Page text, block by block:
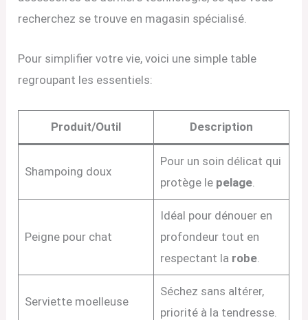
recherchez se trouve en magasin spécialisé.
Pour simplifier votre vie, voici une simple table
regroupant les essentiels:
Produit/Outil Description
Shampoing doux
Pour un soin délicat qui
protège le pelage.
Peigne pour chat
Idéal pour dénouer en
profondeur tout en
respectant la robe.
Serviette moelleuse
Séchez sans altérer,
priorité à la tendresse.